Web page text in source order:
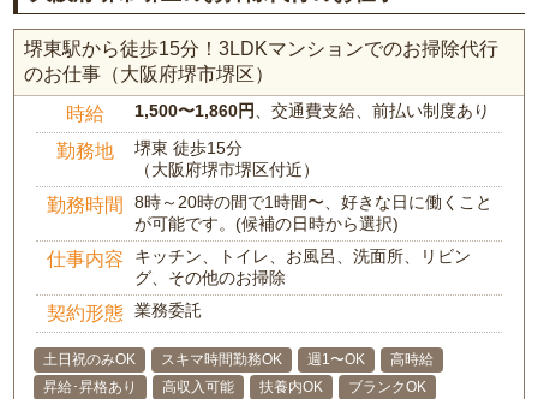
堺東駅から徒歩15分！3LDKマンションでのお掃除代行
のお仕事（大阪府堺市堺区）
時給 1,500〜1,860円 、交通費支給、前払い制度あり
勤務地
堺東 徒歩15分
（大阪府堺市堺区付近）
勤務時間
8時～20時の間で1時間〜、好きな日に働くこと
が可能です。(候補の日時から選択)
仕事内容
キッチン、トイレ、お風呂、洗面所、リビン
グ、その他のお掃除
契約形態 業務委託
土日祝のみOK スキマ時間勤務OK 週1〜OK
高時給
昇給･昇格あり
高収入可能 扶養内OK
ブランクOK